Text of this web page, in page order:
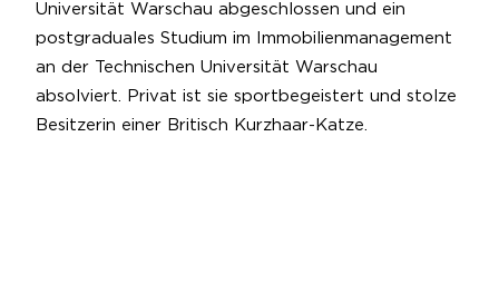
Universität Warschau abgeschlossen und ein
postgraduales Studium im Immobilienmanagement
an der Technischen Universität Warschau
absolviert. Privat ist sie sportbegeistert und stolze
Besitzerin einer Britisch Kurzhaar-Katze.